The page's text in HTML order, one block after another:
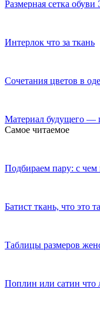
Размерная сетка
Интерлок что за ткань
Сочетания цветов в
Материал будущего —
Самое читаемое
Подбираем пару: с чем
Батист ткань, что это
Таблицы размеров
Поплин или сатин что